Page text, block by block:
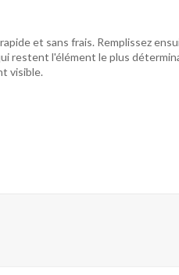
et sans frais. Remplissez
restent l'élément le plus
visible.